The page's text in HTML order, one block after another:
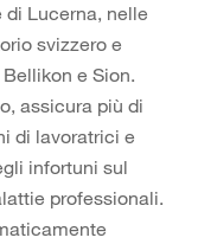
Lucerna, nelle
svizzero e
e Sion.
assicura più di
di lavoratrici e
infortuni sul
professionali.